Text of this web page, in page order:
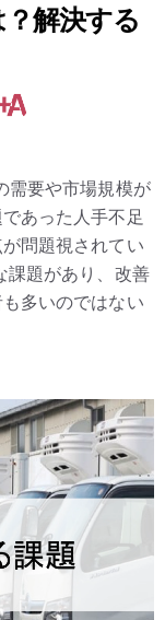
解決する
需要や市場規模が
あった人手不足
問題視されてい
課題があり、改善
多いのではない